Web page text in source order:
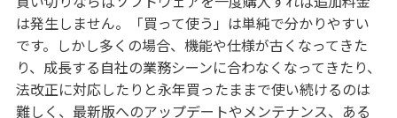
は発生しません。「買って使う」は単純で分かりやすい
です。しかし多くの場合、機能や仕様が古くなってきた
り、成長する自社の業務シーンに合わなくなってきたり、
法改正に対応したりと永年買ったままで使い続けるのは
難しく、最新版へのアップデートやメンテナンス、ある